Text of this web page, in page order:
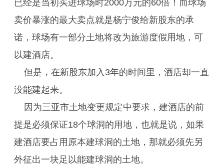
已经是当初买进球场时2000万元的60倍！而球场
卖价暴涨的最大卖点就是杨宁俊给新股东的承
诺，球场有一部分土地将改为旅游度假用地，可
以建酒店。
但是，在新股东加入3年的时间里，酒店却一直
没能建起来。
因为三亚市土地变更规定中要求，建酒店的前
提是必须保证18个球洞的用地，也就是说，如果
建酒店要占用原本建球洞的土地，那就必须先另
外征出一块足以能建球洞的土地。